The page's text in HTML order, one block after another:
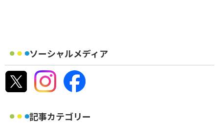
ソーシャルメディア
記事カテゴリー